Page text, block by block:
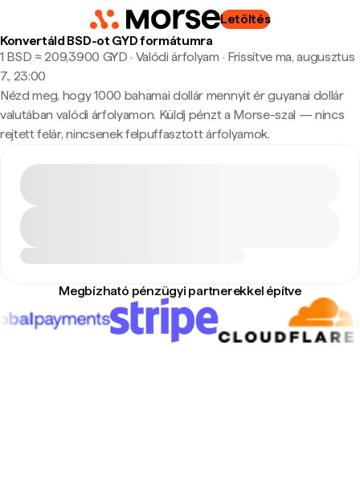
Letöltés
Konvertáld BSD-ot GYD formátumra
1 BSD ≈ 209,3900 GYD · Valódi árfolyam · Frissítve ma, augusztus
7., 23:00
Nézd meg, hogy 1000 bahamai dollár mennyit ér guyanai dollár
valutában valódi árfolyamon. Küldj pénzt a Morse-szal — nincs
rejtett felár, nincsenek felpuffasztott árfolyamok.
Megbízható pénzügyi partnerekkel építve